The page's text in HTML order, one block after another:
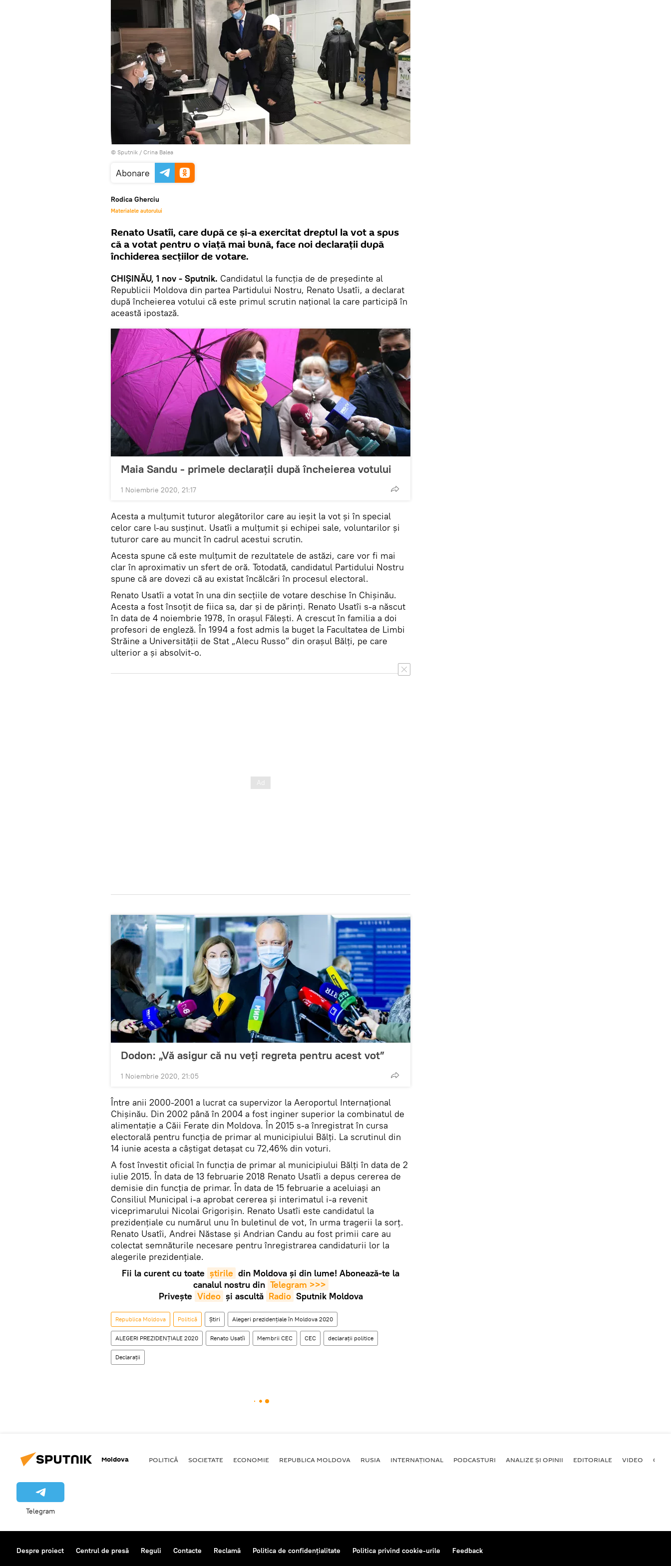
© Sputnik / Crina Balea
Abonare
Rodica Gherciu
Materialele autorului
Renato Usatîi, care după ce și-a exercitat dreptul la vot a spus
că a votat pentru o viață mai bună, face noi declarații după
închiderea secțiilor de votare.
CHIȘINĂU, 1 nov - Sputnik. Candidatul la funcția de de președinte al
Republicii Moldova din partea Partidului Nostru, Renato Usatîi, a declarat
după încheierea votului că este primul scrutin național la care participă în
această ipostază.
Maia Sandu - primele declarații după încheierea votului
1 Noiembrie 2020, 21:17
Acesta a mulțumit tuturor alegătorilor care au ieșit la vot și în special
celor care l-au susținut. Usatîi a mulțumit și echipei sale, voluntarilor și
tuturor care au muncit în cadrul acestui scrutin.
Acesta spune că este mulțumit de rezultatele de astăzi, care vor fi mai
clar în aproximativ un sfert de oră. Totodată, candidatul Partidului Nostru
spune că are dovezi că au existat încălcări în procesul electoral.
Renato Usatîi a votat în una din secțiile de votare deschise în Chișinău.
Acesta a fost însoțit de fiica sa, dar și de părinți. Renato Usatîi s-a născut
în data de 4 noiembrie 1978, în orașul Fălești. A crescut în familia a doi
profesori de engleză. În 1994 a fost admis la buget la Facultatea de Limbi
Străine a Universității de Stat „Alecu Russo” din orașul Bălți, pe care
ulterior a și absolvit-o.
Dodon: „Vă asigur că nu veți regreta pentru acest vot”
1 Noiembrie 2020, 21:05
Între anii 2000-2001 a lucrat ca supervizor la Aeroportul Internațional
Chișinău. Din 2002 până în 2004 a fost inginer superior la combinatul de
alimentație a Căii Ferate din Moldova. În 2015 s-a înregistrat în cursa
electorală pentru funcția de primar al municipiului Bălți. La scrutinul din
14 iunie acesta a câștigat detașat cu 72,46% din voturi.
A fost învestit oficial în funcția de primar al municipiului Bălți în data de 2
iulie 2015. În data de 13 februarie 2018 Renato Usatîi a depus cererea de
demisie din funcția de primar. În data de 15 februarie a aceluiași an
Consiliul Municipal i-a aprobat cererea și interimatul i-a revenit
viceprimarului Nicolai Grigorișin. Renato Usatîi este candidatul la
prezidențiale cu numărul unu în buletinul de vot, în urma tragerii la sorț.
Renato Usatîi, Andrei Năstase și Andrian Candu au fost primii care au
colectat semnăturile necesare pentru înregistrarea candidaturii lor la
alegerile prezidențiale.
Fii la curent cu toate știrile din Moldova și din lume! Abonează-te la
canalul nostru din Telegram >>>
Privește Video și ascultă Radio Sputnik Moldova
Republica Moldova Politică Știri Alegeri prezidențiale în Moldova 2020
ALEGERI PREZIDENȚIALE 2020 Renato Usatîi Membrii CEC CEC declarații politice
Declarații
Moldova POLITICĂ SOCIETATE ECONOMIE REPUBLICA MOLDOVA RUSIA INTERNAȚIONAL PODCASTURI ANALIZE ȘI OPINII EDITORIALE VIDEO
Telegram
Despre proiect Centrul de presă Reguli Contacte Reclamă Politica de confidențialitate Politica privind cookie-urile Feedback